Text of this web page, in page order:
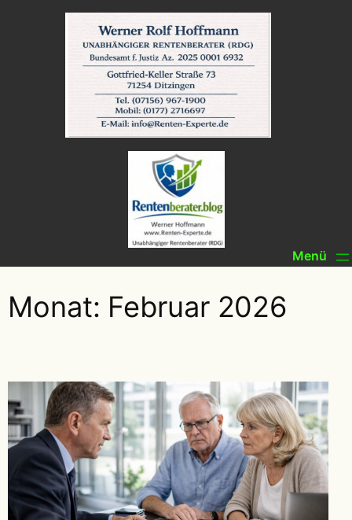
Monat: Februar 2026